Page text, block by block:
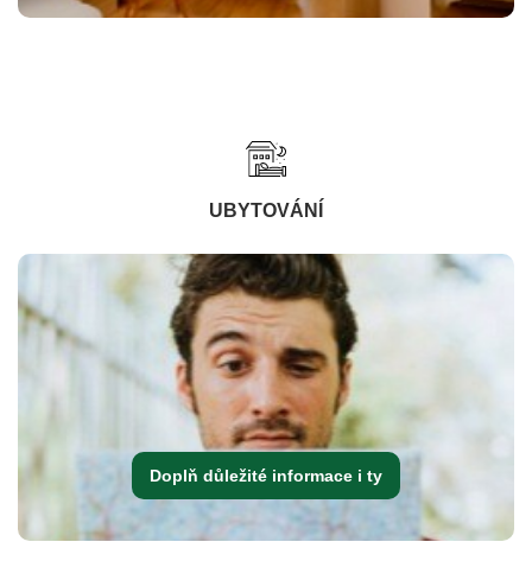
UBYTOVÁNÍ
Doplň důležité informace i ty